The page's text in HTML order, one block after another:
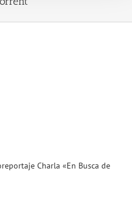
Charla «En Busca de